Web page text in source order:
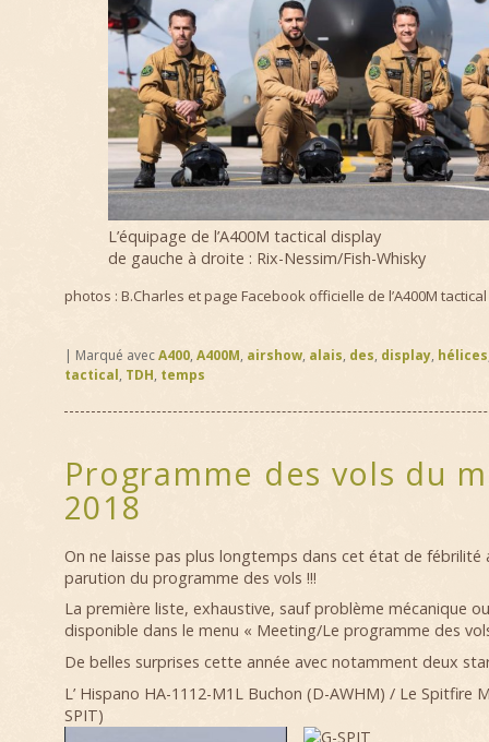
L’équipage de l’A400M tactical display
de gauche à droite : Rix-Nessim/Fish-Whisky
photos : B.Charles et page Facebook officielle de l’A400M
| Marqué avec A400, A400M, airshow, alais, des, display, hélices
tactical, TDH, temps
Programme des vols du
2018
On ne laisse pas plus longtemps dans cet état de fébrilité
parution du programme des vols !!!
La première liste, exhaustive, sauf problème mécanique
disponible dans le menu « Meeting/Le programme des
De belles surprises cette année avec notamment deux
L’Hispano HA-1112-M1L Buchon (D-AWHM) / Le Spitfire
SPIT)